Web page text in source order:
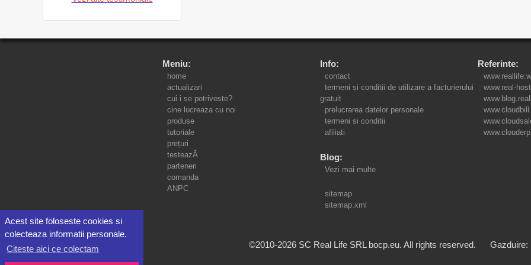
Acest site foloseste cookies si
colecteaza informatii personale.
Citeste aici ce colectam
Meniu:
home
actualizari
cui i se potriveste?
cine lucreaza cu noi
produse
tutoriale
prețuri
testeazĂ
parteneri
comanda
ANPC
Info:
contact
termeni si conditii de utilizare a facturierului
gratuit
prelucrarea datelor personale
termeni si conditii
afiliati
Blog:
Vezi mai multe
sitemap
sitemap.xml
Referinte:
www.real-
©2010-2026 SC Real Life SRL bocp.eu. All rights reserved. Gazduire: